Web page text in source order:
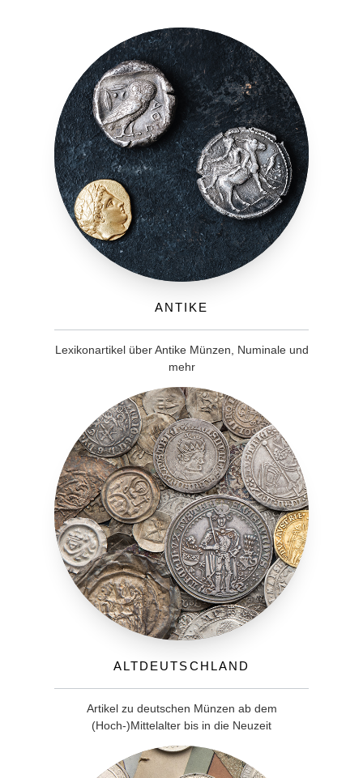
Antike
Lexikonartikel über Antike Münzen, Numinale und
mehr
Altdeutschland
Artikel zu deutschen Münzen ab dem
(Hoch-)Mittelalter bis in die Neuzeit